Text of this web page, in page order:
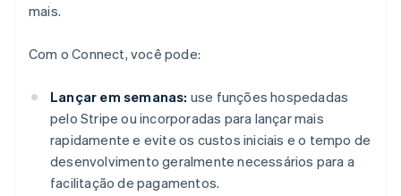
mais.
Com o Connect, você pode:
Lançar em semanas: use funções hospedadas
pelo Stripe ou incorporadas para lançar mais
rapidamente e evite os custos iniciais e o tempo de
desenvolvimento geralmente necessários para a
facilitação de pagamentos.